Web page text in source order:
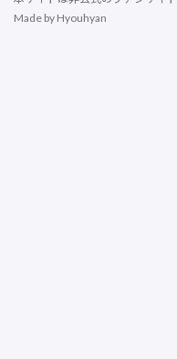
Made by Hyouhyan